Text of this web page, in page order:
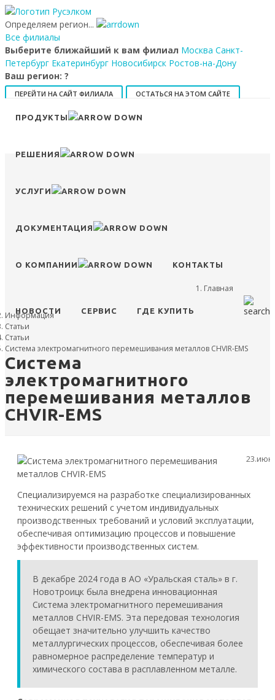
Определяем регион...
Все филиалы
Выберите ближайший к вам филиал Москва Санкт-
Петербург Екатеринбург Новосибирск Ростов-на-Дону
Ваш регион: ?
ПЕРЕЙТИ НА САЙТ ФИЛИАЛА ОСТАТЬСЯ НА ЭТОМ САЙТЕ
Сравнение
ПРОДУКТЫ
РЕШЕНИЯ
УСЛУГИ
ДОКУМЕНТАЦИЯ
О КОМПАНИИ КОНТАКТЫ
НОВОСТИ СЕРВИС ГДЕ КУПИТЬ
Главная
Информация
Статьи
Статьи
Система электромагнитного перемешивания металлов CHVIR-EMS
Система
электромагнитного
перемешивания металлов
CHVIR-EMS
Специализируемся на разработке специализированных
технических решений с учетом индивидуальных
производственных требований и условий эксплуатации,
обеспечивая оптимизацию процессов и повышение
эффективности производственных систем.
В декабре 2024 года в АО «Уральская сталь» в г.
Новотроицк была внедрена инновационная
Система электромагнитного перемешивания
металлов CHVIR-EMS. Эта передовая технология
обещает значительно улучшить качество
металлургических процессов, обеспечивая более
равномерное распределение температур и
химического состава в расплавленном металле.